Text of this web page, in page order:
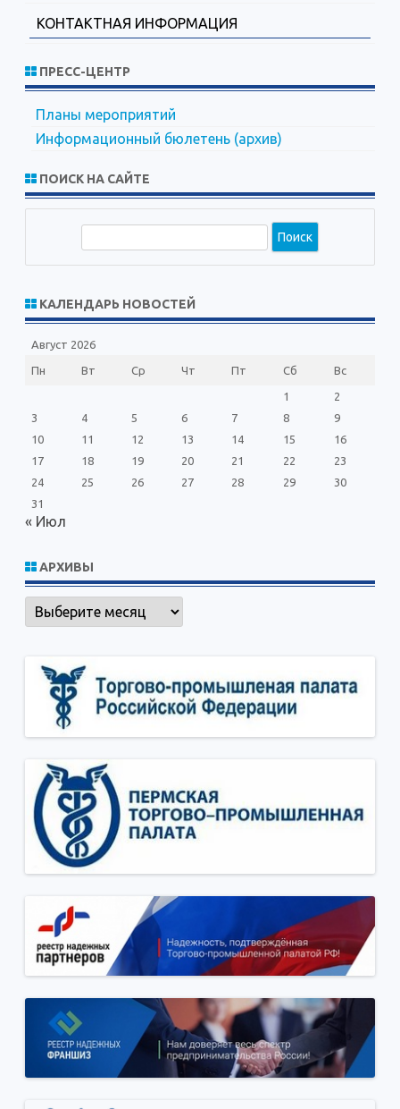
КОНТАКТНАЯ ИНФОРМАЦИЯ
ПРЕСС-ЦЕНТР
Планы мероприятий
Информационный бюлетень (архив)
ПОИСК НА САЙТЕ
с
к
КАЛЕНДАРЬ НОВОСТЕЙ
Август 2026
Пн Вт Ср Чт Пт Сб Вс
1
2
3
4 5 6 7 8
9
10
11 12 13 14 15
16
17
18 19 20 21 22
23
24
25 26 27 28 29
30
31
« Июл
АРХИВЫ
Архивы